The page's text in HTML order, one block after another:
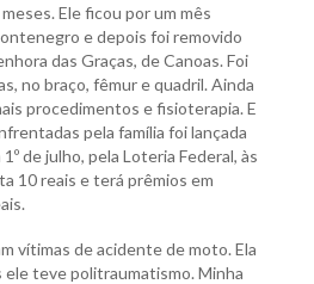
Ele ficou por um mês
e depois foi removido
das Graças, de Canoas. Foi
no braço, fêmur e quadril. Ainda
procedimentos e fisioterapia. E
pela família foi lançada
de julho, pela Loteria Federal, às
10 reais e terá prêmios em
vítimas de acidente de moto. Ela
ele teve politraumatismo. Minha